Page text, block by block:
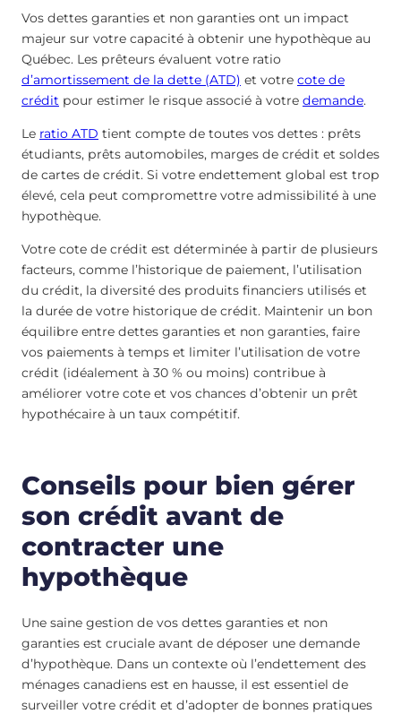
Vos dettes garanties et non garanties ont un impact
majeur sur votre capacité à obtenir une hypothèque au
Québec. Les prêteurs évaluent votre ratio
d’amortissement de la dette (ATD) et votre cote de
crédit pour estimer le risque associé à votre demande.
Le ratio ATD tient compte de toutes vos dettes : prêts
étudiants, prêts automobiles, marges de crédit et soldes
de cartes de crédit. Si votre endettement global est trop
élevé, cela peut compromettre votre admissibilité à une
hypothèque.
Votre cote de crédit est déterminée à partir de plusieurs
facteurs, comme l’historique de paiement, l’utilisation
du crédit, la diversité des produits financiers utilisés et
la durée de votre historique de crédit. Maintenir un bon
équilibre entre dettes garanties et non garanties, faire
vos paiements à temps et limiter l’utilisation de votre
crédit (idéalement à 30 % ou moins) contribue à
améliorer votre cote et vos chances d’obtenir un prêt
hypothécaire à un taux compétitif.
Conseils pour bien gérer
son crédit avant de
contracter une
hypothèque
Une saine gestion de vos dettes garanties et non
garanties est cruciale avant de déposer une demande
d’hypothèque. Dans un contexte où l’endettement des
ménages canadiens est en hausse, il est essentiel de
surveiller votre crédit et d’adopter de bonnes pratiques